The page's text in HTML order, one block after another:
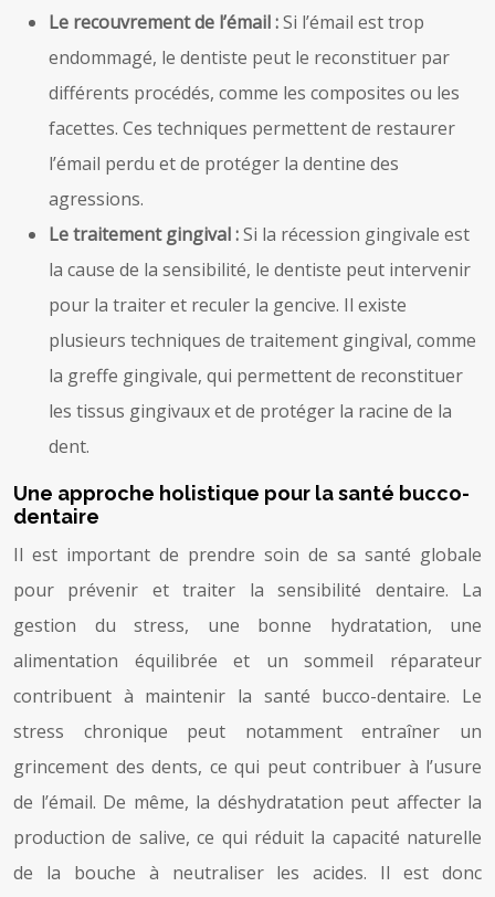
Le recouvrement de l’émail :Si l’émail est trop
endommagé, le dentiste peut le reconstituer par
différents procédés, comme les composites ou les
facettes. Ces techniques permettent de restaurer
l’émail perdu et de protéger la dentine des
agressions.
Le traitement gingival :Si la récession gingivale est
la cause de la sensibilité, le dentiste peut intervenir
pour la traiter et reculer la gencive. Il existe
plusieurs techniques de traitement gingival, comme
la greffe gingivale, qui permettent de reconstituer
les tissus gingivaux et de protéger la racine de la
dent.
Une approche holistique pour la santé bucco-
dentaire
Il est important de prendre soin de sa santé globale
pour prévenir et traiter la sensibilité dentaire. La
gestion du stress, une bonne hydratation, une
alimentation équilibrée et un sommeil réparateur
contribuent à maintenir la santé bucco-dentaire. Le
stress chronique peut notamment entraîner un
grincement des dents, ce qui peut contribuer à l’usure
de l’émail. De même, la déshydratation peut affecter la
production de salive, ce qui réduit la capacité naturelle
de la bouche à neutraliser les acides. Il est donc